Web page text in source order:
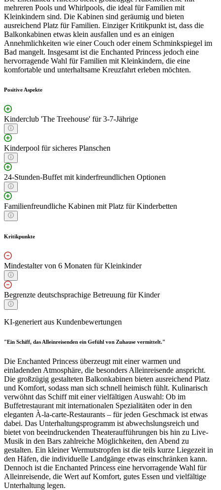
mehreren Pools und Whirlpools, die ideal für Familien mit
Kleinkindern sind. Die Kabinen sind geräumig und bieten
ausreichend Platz für Familien. Einziger Kritikpunkt ist, dass die
Balkonkabinen etwas klein ausfallen und es an einigen
Annehmlichkeiten wie einer Couch oder einem Schminkspiegel im
Bad mangelt. Insgesamt ist die Enchanted Princess jedoch eine
hervorragende Wahl für Familien mit Kleinkindern, die eine
komfortable und unterhaltsame Kreuzfahrt erleben möchten.
Positive Aspekte
Kinderclub 'The Treehouse' für 3-7-Jährige
Kinderpool für sicheres Planschen
24-Stunden-Buffet mit kinderfreundlichen Optionen
Familienfreundliche Kabinen mit Platz für Kinderbetten
Kritikpunkte
Mindestalter von 6 Monaten für Kleinkinder
Begrenzte deutschsprachige Betreuung für Kinder
KI-generiert aus Kundenbewertungen
"Ein Schiff, das Alleinreisenden ein Gefühl von Zuhause vermittelt."
Die Enchanted Princess überzeugt mit einer warmen und
einladenden Atmosphäre, die besonders Alleinreisende anspricht.
Die großzügig gestalteten Balkonkabinen bieten ausreichend Platz
und Komfort, sodass man sich schnell heimisch fühlt. Kulinarisch
verwöhnt das Schiff mit einer vielfältigen Auswahl: Ob im
Buffetrestaurant mit internationalen Spezialitäten oder in den
eleganten À-la-carte-Restaurants – für jeden Geschmack ist etwas
dabei. Das Unterhaltungsprogramm ist abwechslungsreich und
bietet von beeindruckenden Theateraufführungen bis hin zu Live-
Musik in den Bars zahlreiche Möglichkeiten, den Abend zu
gestalten. Ein kleiner Wermutstropfen ist die teils kurze Liegezeit in
den Häfen, die individuelle Landgänge etwas einschränken kann.
Dennoch ist die Enchanted Princess eine hervorragende Wahl für
Alleinreisende, die Wert auf Komfort, gutes Essen und vielfältige
Unterhaltung legen.